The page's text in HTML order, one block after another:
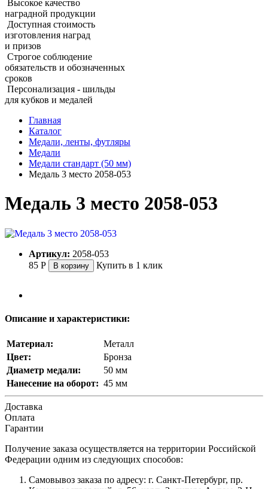
Высокое качество
наградной продукции
Доступная стоимость
изготовления наград
и призов
Строгое соблюдение
обязательств и обозначенных
сроков
Персонализация - шильды
для кубков и медалей
Главная
Каталог
Медали, ленты, футляры
Медали
Медали стандарт (50 мм)
Медаль 3 место 2058‑053
Медаль 3 место 2058‑053
Артикул: 2058-053
85 Р В корзину Купить в 1 клик
Описание и характеристики:
Материал:
Металл
Цвет:
Бронза
Диаметр медали:
50 мм
Нанесение на оборот: 45 мм
Доставка
Оплата
Гарантии
Получение заказа осуществляется на территории Российской
Федерации одним из следующих способов:
Самовывоз заказа по адресу: г. Санкт-Петербург, пр.